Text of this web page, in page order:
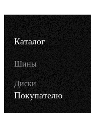
Каталог
Шины
Диски
Покупателю